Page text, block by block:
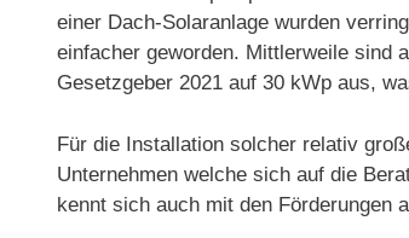
einer Dach-Solaranlage wurden
einfacher geworden. Mittlerweile sind
Gesetzgeber 2021 auf 30 kWp aus,
Für die Installation solcher relativ
Unternehmen welche sich auf die
kennt sich auch mit den Förderungen